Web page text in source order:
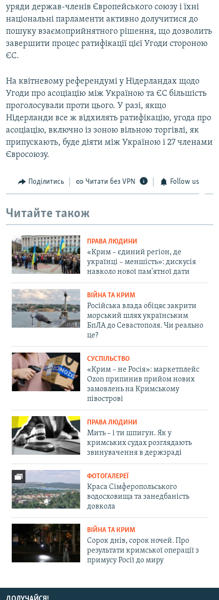
уряди держав-членів Європейського союзу і їхні
національні парламенти активно долучитися до
пошуку взаємоприйнятного рішення, що дозволить
завершити процес ратифікації цієї Угоди стороною
ЄС.
На квітневому референдумі у Нідерландах щодо
Угоди про асоціацію між Україною та ЄС більшість
проголосували проти цього. У разі, якщо
Нідерланди все ж відхилять ратифікацію, угода про
асоціацію, включно із зоною вільною торгівлі, як
припускають, буде діяти між Україною і 27 членами
Євросоюзу.
Поділитись Читати без VPN Follow us
Читайте також
ПРАВА ЛЮДИНИ
«Крим – єдиний регіон, де
українці – меншість»: дискусія
навколо нової пам'ятної дати
ВІЙНА ТА КРИМ
Російська влада обіцяє закрити
морський шлях українським
БпЛА до Севастополя. Чи реально
це?
СУСПІЛЬСТВО
«Крим – не Росія»: маркетплейс
Ozon припинив прийом нових
замовлень на Кримському
півострові
ПРАВА ЛЮДИНИ
Мить – і ти шпигун. Як у
кримських судах розглядають
звинувачення в держзраді
ФОТОГАЛЕРЕЇ
Краса Сімферопольського
водосховища та занедбаність
довкола
ВІЙНА ТА КРИМ
Сорок днів, сорок ночей. Про
результати кримської операції з
примусу Росії до миру